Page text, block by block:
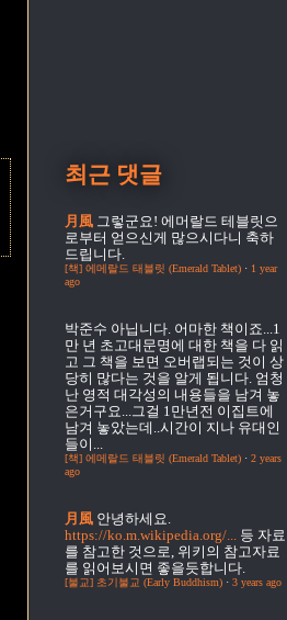
최근 댓글
月風 그렇군요! 에머랄드 테블릿으
로부터 얻으신게 많으시다니 축하
드립니다.
[책] 에메랄드 태블릿 (Emerald Tablet) · 1 year
ago
박준수 아닙니다. 어마한 책이죠...1
만 년 초고대문명에 대한 책을 다 읽
고 그 책을 보면 오버랩되는 것이 상
당히 많다는 것을 알게 됩니다. 엄청
난 영적 대각성의 내용들을 남겨 놓
은거구요...그걸 1만년전 이집트에
남겨 놓았는데..시간이 지나 유대인
들이...
[책] 에메랄드 태블릿 (Emerald Tablet) · 2 years
ago
月風 안녕하세요.
https://ko.m.wikipedia.org/... 등 자료
를 참고한 것으로, 위키의 참고자료
를 읽어보시면 좋을듯합니다.
[불교] 초기불교 (Early Buddhism) · 3 years ago